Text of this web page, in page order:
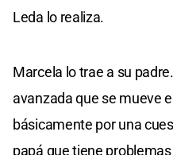
Leda lo realiza.
Marcela lo trae a su
avanzada que se mueve
básicamente por una
papá que tiene